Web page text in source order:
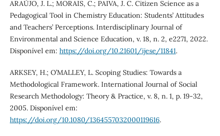
ARAÚJO, J. L.; MORAIS, C.; PAIVA, J. C. Citizen Science as a
Pedagogical Tool in Chemistry Education: Students’ Attitudes
and Teachers’ Perceptions. Interdisciplinary Journal of
Environmental and Science Education, v. 18, n. 2, e2271, 2022.
Disponível em: https://doi.org/10.21601/ijese/11841.
ARKSEY, H.; O’MALLEY, L. Scoping Studies: Towards a
Methodological Framework. International Journal of Social
Research Methodology: Theory & Practice, v. 8, n. 1, p. 19-32,
2005. Disponível em:
https://doi.org/10.1080/1364557032000119616.